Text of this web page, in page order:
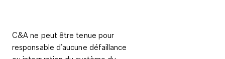
C&A ne peut être tenue pour
responsable d’aucune défaillance